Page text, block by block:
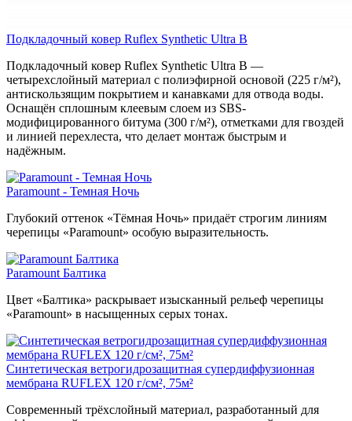
Подкладочный ковер Ruflex Synthetic Ultra B
Подкладочный ковер Ruflex Synthetic Ultra B —
четырехслойный материал с полиэфирной основой (225 г/м²),
антискользящим покрытием и канавками для отвода воды.
Оснащён сплошным клеевым слоем из SBS-
модифицированного битума (300 г/м²), отметками для гвоздей
и линией перехлеста, что делает монтаж быстрым и
надёжным.
Paramount - Темная Ночь
Глубокий оттенок «Тёмная Ночь» придаёт строгим линиям
черепицы «Paramount» особую выразительность.
Paramount Балтика
Цвет «Балтика» раскрывает изысканный рельеф черепицы
«Paramount» в насыщенных серых тонах.
Синтетическая ветрогидрозащитная супердиффузионная
мембрана RUFLEX 120 г/см², 75м²
Современный трёхслойный материал, разработанный для